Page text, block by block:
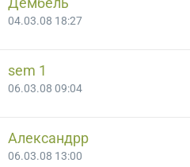
04.03.08 18:27
sem 1
06.03.08 09:04
Александрр
06.03.08 13:00